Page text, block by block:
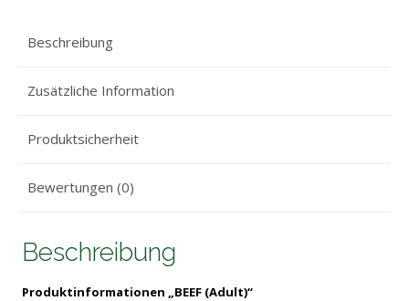
Beschreibung
Zusätzliche Information
Produktsicherheit
Bewertungen (0)
Beschreibung
Produktinformationen „BEEF (Adult)“